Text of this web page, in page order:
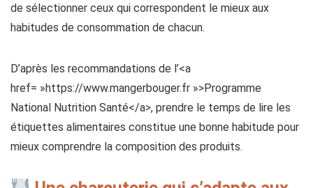
de sélectionner ceux qui correspondent le mieux aux
habitudes de consommation de chacun.
D’après les recommandations de l’<a
href= »https://www.mangerbouger.fr »>Programme
National Nutrition Santé</a>, prendre le temps de lire les
étiquettes alimentaires constitue une bonne habitude pour
mieux comprendre la composition des produits.